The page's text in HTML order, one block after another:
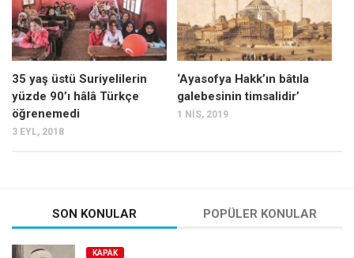
35 yaş üstü Suriyelilerin
yüzde 90’ı hâlâ Türkçe
öğrenemedi
3 EYL, 2018
‘Ayasofya Hakk’ın bâtıla
galebesinin timsalidir’
1 NIS, 2019
SON KONULAR POPÜLER KONULAR
KAPAK